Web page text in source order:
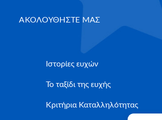
ΑΚΟΛΟΥΘΗΣΤΕ ΜΑΣ
Ιστορίες ευχών
Το ταξίδι της ευχής
Κριτήρια Καταλληλότητας